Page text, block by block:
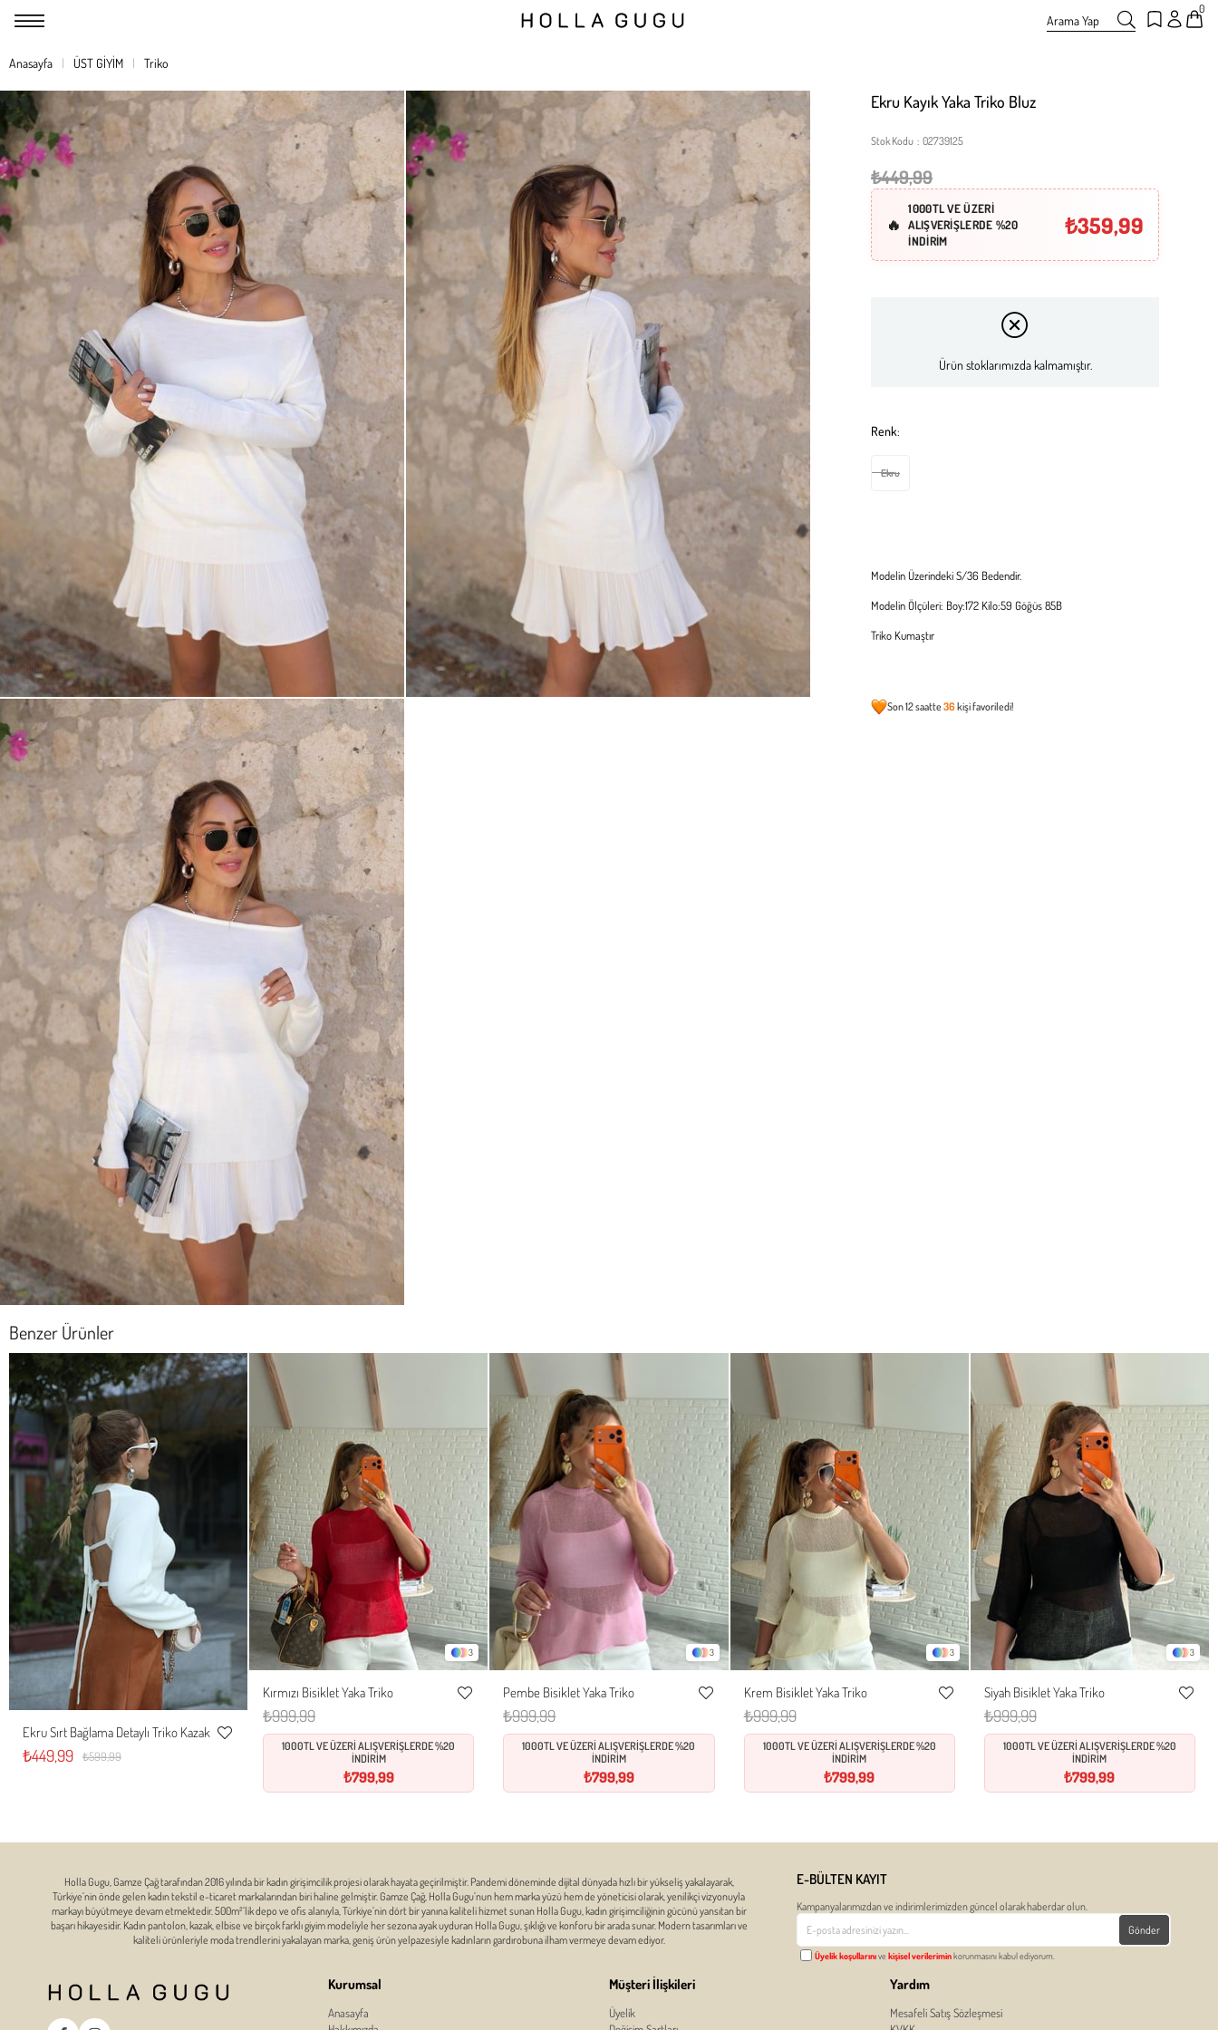
Arama Yap
0
Anasayfa ÜST GİYİM Triko
Ekru Kayık Yaka Triko Bluz
Stok Kodu 02739125
₺449,99
1000TL VE ÜZERİ
ALIŞVERİŞLERDE %20
İNDİRİM
₺359,99
Ürün stoklarımızda kalmamıştır.
Renk:
Ekru
Modelin Üzerindeki S/36 Bedendir.
Modelin Ölçüleri: Boy:172 Kilo:59 Göğüs 85B
Triko Kumaştır
Son 12 saatte36kişi favoriledi!
Benzer Ürünler
S M L
Ekru Sırt Bağlama Detaylı Triko Kazak
₺449,99 ₺599,99
3
Standart
Kırmızı Bisiklet Yaka Triko
Favorilere
₺999,99
1000TL VE ÜZERİ ALIŞVERİŞLERDE %20
İNDİRİM
₺799,99
3
Standart
Pembe Bisiklet Yaka Triko
Favorilere
₺999,99
1000TL VE ÜZERİ ALIŞVERİŞLERDE %20
İNDİRİM
₺799,99
3
Standart
Krem Bisiklet Yaka Triko
Favorilere
₺999,99
1000TL VE ÜZERİ ALIŞVERİŞLERDE %20
İNDİRİM
₺799,99
3
Standart
Siyah Bisiklet Yaka Triko
₺999,99
1000TL VE ÜZERİ ALIŞVERİŞLERDE %20
İNDİRİM
₺799,99
Holla Gugu, Gamze Çağ tarafından 2016 yılında bir kadın girişimcilik projesi olarak hayata geçirilmiştir. Pandemi döneminde dijital dünyada hızlı bir yükseliş yakalayarak,
Türkiye’nin önde gelen kadın tekstil e-ticaret markalarından biri haline gelmiştir. Gamze Çağ, Holla Gugu’nun hem marka yüzü hem de yöneticisi olarak, yenilikçi vizyonuyla
markayı büyütmeye devam etmektedir. 500m²’lik depo ve ofis alanıyla, Türkiye’nin dört bir yanına kaliteli hizmet sunan Holla Gugu, kadın girişimciliğinin gücünü yansıtan bir
başarı hikayesidir. Kadın pantolon, kazak, elbise ve birçok farklı giyim modeliyle her sezona ayak uyduran Holla Gugu, şıklığı ve konforu bir arada sunar. Modern tasarımları ve
kaliteli ürünleriyle moda trendlerini yakalayan marka, geniş ürün yelpazesiyle kadınların gardırobuna ilham vermeye devam ediyor.
E-BÜLTEN KAYIT
Kampanyalarımızdan ve indirimlerimizden güncel olarak haberdar olun.
Gönder
Üyelik koşullarınıve kişisel verileriminkorunmasını kabul ediyorum.
Kurumsal
Anasayfa
Müşteri İlişkileri
Üyelik
Yardım
Mesafeli Satış Sözleşmesi